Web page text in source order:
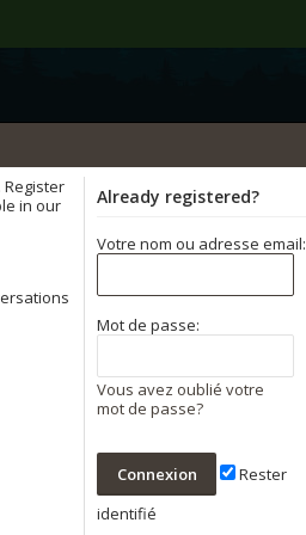
Already registered?
Votre nom ou adresse email:
Mot de passe:
Vous avez oublié votre
mot de passe?
Rester
identifié
in our